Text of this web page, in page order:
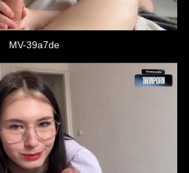
MV-39a7de